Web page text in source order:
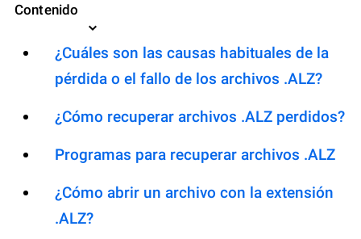
Contenido
¿Cuáles son las causas habituales de la
pérdida o el fallo de los archivos .ALZ?
¿Cómo recuperar archivos .ALZ perdidos?
Programas para recuperar archivos .ALZ
¿Cómo abrir un archivo con la extensión
.ALZ?